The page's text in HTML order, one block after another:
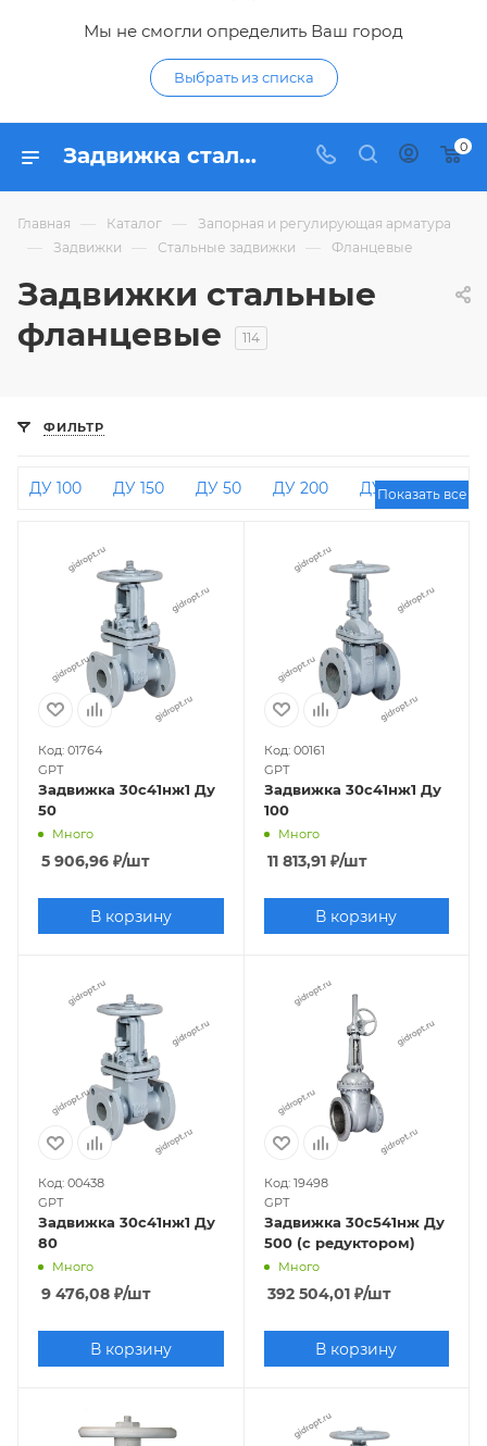
Мы не смогли определить Ваш город
Выбрать из списка
Задвижка стальная фланцевая - купить стальные фланцевые задвижки по низким ценам в интернет-магазине Гидропромтехника в Курске 0
Главная — Каталог — Запорная и регулирующая арматура
— Задвижки — Стальные задвижки — Фланцевые
Задвижки стальные
фланцевые
114
ФИЛЬТР
ДУ 100 ДУ 150 ДУ 50 ДУ 200
ДУ 80
Показать все
Код: 01764
GPT
Задвижка 30с41нж1 Ду
50
Много
5 906,96 ₽/шт
В корзину
Код: 00161
GPT
Задвижка 30с41нж1 Ду
100
Много
11 813,91₽/шт
В корзину
Код: 00438
GPT
Задвижка 30с41нж1 Ду
80
Много
9 476,08 ₽/шт
В корзину
Код: 19498
GPT
Задвижка 30с541нж Ду
500 (с редуктором)
Много
392 504,01₽/шт
В корзину